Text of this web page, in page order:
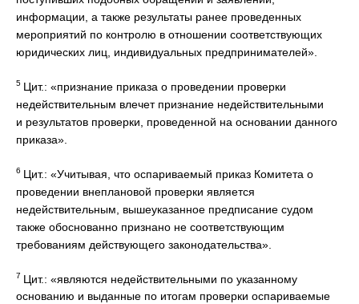
информации, а также результаты ранее проведенных
мероприятий по контролю в отношении соответствующих
юридических лиц, индивидуальных предпринимателей».
5 Цит.: «признание приказа о проведении проверки
недействительным влечет признание недействительными
и результатов проверки, проведенной на основании данного
приказа».
6 Цит.: «Учитывая, что оспариваемый приказ Комитета о
проведении внеплановой проверки является
недействительным, вышеуказанное предписание судом
также обоснованно признано не соответствующим
требованиям действующего законодательства».
7 Цит.: «являются недействительными по указанному
основанию и выданные по итогам проверки оспариваемые